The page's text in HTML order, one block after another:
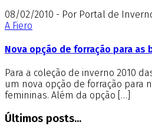
08/02/2010 - Por Portal de
A Fiero
Nova opção de forração para as
Para a coleção de inverno 2010
um nova opção de forração para
femininas. Além da opção […]
Últimos posts...